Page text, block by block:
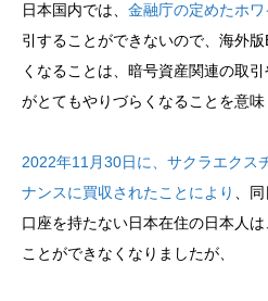
日本国内では、 金融庁の定めたホワ
引することができないので、海外
くなることは、暗号資産関連の取
がとてもやりづらくなることを意味
2022年11月30日に、サクラエクス
ナンスに買収されたことにより 、
口座を持たない日本在住の日本人
ことができなくなりましたが、